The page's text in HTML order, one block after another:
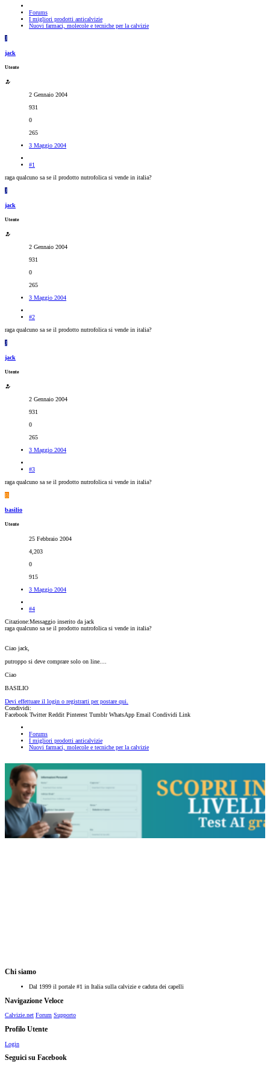
Forums
I migliori prodotti anticalvizie
Nuovi farmaci, molecole e tecniche per la calvizie
J
jack
Utente
2 Gennaio 2004
931
0
265
3 Maggio 2004
#1
raga qualcuno sa se il prodotto nutrofolica si vende in italia?
J
jack
Utente
2 Gennaio 2004
931
0
265
3 Maggio 2004
#2
raga qualcuno sa se il prodotto nutrofolica si vende in italia?
J
jack
Utente
2 Gennaio 2004
931
0
265
3 Maggio 2004
#3
raga qualcuno sa se il prodotto nutrofolica si vende in italia?
B
basilio
Utente
25 Febbraio 2004
4,203
0
915
3 Maggio 2004
#4
Citazione:Messaggio inserito da jack
raga qualcuno sa se il prodotto nutrofolica si vende in italia?
Ciao jack,
putroppo si deve comprare solo on line....
Ciao
BASILIO
Devi effettuare il login o registrarti per postare qui.
Condividi:
Facebook Twitter Reddit Pinterest Tumblr WhatsApp Email Condividi Link
Forums
I migliori prodotti anticalvizie
Nuovi farmaci, molecole e tecniche per la calvizie
Chi siamo
Dal 1999 il portale #1 in Italia sulla calvizie e caduta dei capelli
Navigazione Veloce
Calvizie.net Forum Supporto
Profilo Utente
Login
Seguici su Facebook